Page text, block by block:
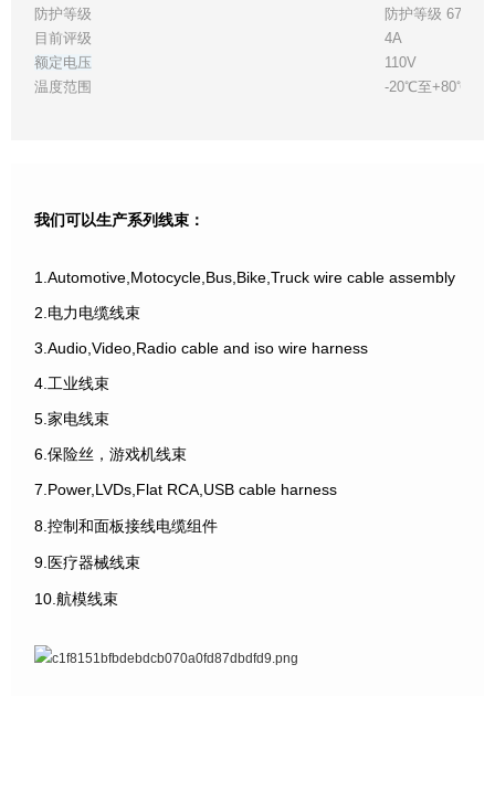
防护等级
防护等级 67
目前评级
4A
额定电压
110V
温度范围
-20℃至+80℃
我们可以生产系列线束：
1.Automotive,Motocycle,Bus,Bike,Truck wire cable assembly
2.电力电缆线束
3.Audio,Video,Radio cable and iso wire harness
4.工业线束
5.家电线束
6.保险丝，游戏机线束
7.Power,LVDs,Flat RCA,USB cable harness
8.控制和面板接线电缆组件
9.医疗器械线束
10.航模线束